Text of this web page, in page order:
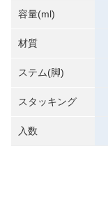
容量(ml)
材質
ステム(脚)
スタッキング
入数